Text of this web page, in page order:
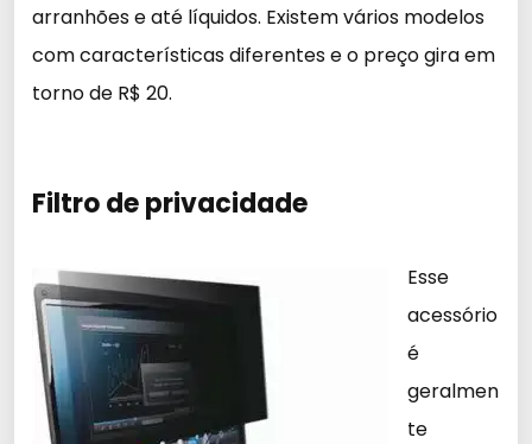
arranhões e até líquidos. Existem vários modelos
com características diferentes e o preço gira em
torno de R$ 20.
Filtro de privacidade
Esse
acessório
é
geralmen
te